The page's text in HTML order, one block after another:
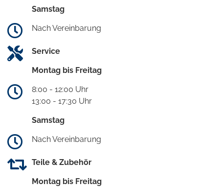
Samstag
Nach Vereinbarung
Service
Montag bis Freitag
8:00 - 12:00 Uhr
13:00 - 17:30 Uhr
Samstag
Nach Vereinbarung
Teile & Zubehör
Montag bis Freitag